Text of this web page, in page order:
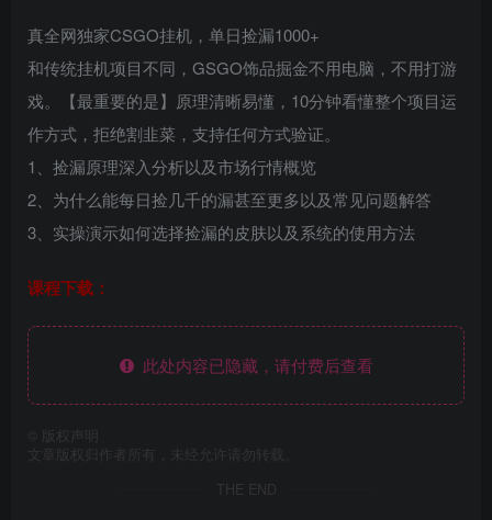
真全网独家CSGO挂机，单日捡漏1000+
和传统挂机项目不同，GSGO饰品掘金不用电脑，不用打游
戏。【最重要的是】原理清晰易懂，10分钟看懂整个项目运
作方式，拒绝割韭菜，支持任何方式验证。
1、捡漏原理深入分析以及市场行情概览
2、为什么能每日捡几千的漏甚至更多以及常见问题解答
3、实操演示如何选择捡漏的皮肤以及系统的使用方法
课程下载：
此处内容已隐藏，请付费后查看
版权声明
文章版权归作者所有，未经允许请勿转载。
THE END